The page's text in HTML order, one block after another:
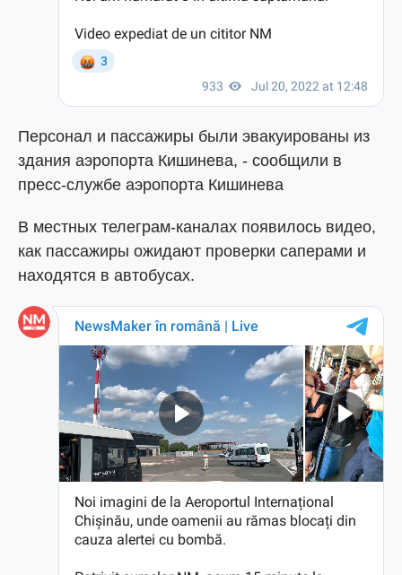
Персонал и пассажиры были эвакуированы из
здания аэропорта Кишинева, - сообщили в
пресс-службе аэропорта Кишинева
В местных телеграм-каналах появилось видео,
как пассажиры ожидают проверки саперами и
находятся в автобусах.